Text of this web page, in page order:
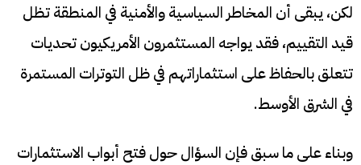
لكن، يبقى أن المخاطر السياسية والأمنية في المنطقة تظل
قيد التقييم، فقد يواجه المستثمرون الأمريكيون تحديات
تتعلق بالحفاظ على استثماراتهم في ظل التوترات المستمرة
في الشرق الأوسط.
وبناء على ما سبق فإن السؤال حول فتح أبواب الاستثمارات